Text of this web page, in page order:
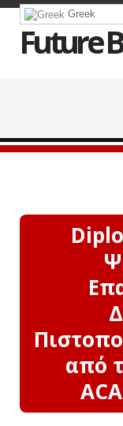
Greek
Future
από